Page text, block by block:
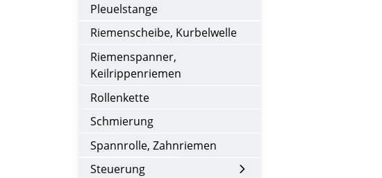
Pleuelstange
Riemenscheibe, Kurbelwelle
Riemenspanner,
Keilrippenriemen
Rollenkette
Schmierung
Spannrolle, Zahnriemen
Steuerung